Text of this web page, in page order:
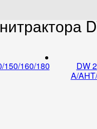
150/160/180
DW
A/